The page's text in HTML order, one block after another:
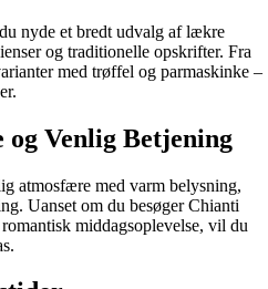
nyde et bredt udvalg af lækre
og traditionelle opskrifter. Fra
med trøffel og parmaskinke –
Venlig Betjening
atmosfære med varm belysning,
Uanset om du besøger Chianti
middagsoplevelse, vil du